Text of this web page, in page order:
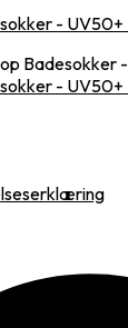
- UV50+
-